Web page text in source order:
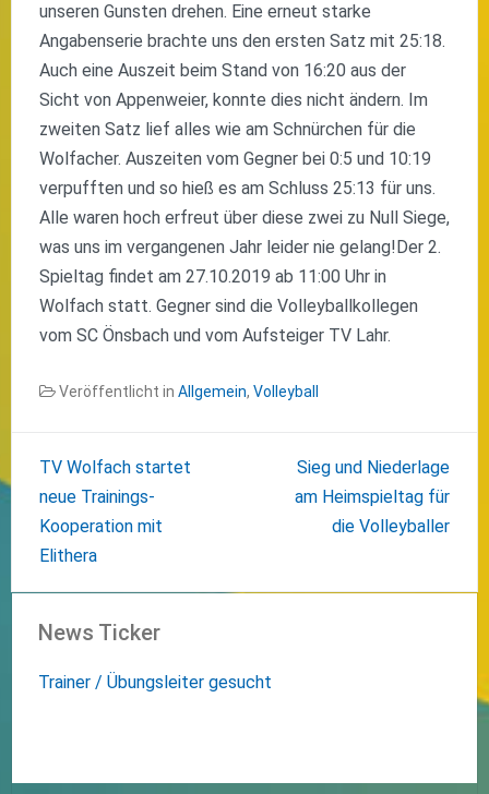
unseren Gunsten drehen. Eine erneut starke
Angabenserie brachte uns den ersten Satz mit 25:18.
Auch eine Auszeit beim Stand von 16:20 aus der
Sicht von Appenweier, konnte dies nicht ändern. Im
zweiten Satz lief alles wie am Schnürchen für die
Wolfacher. Auszeiten vom Gegner bei 0:5 und 10:19
verpufften und so hieß es am Schluss 25:13 für uns.
Alle waren hoch erfreut über diese zwei zu Null Siege,
was uns im vergangenen Jahr leider nie gelang!Der 2.
Spieltag findet am 27.10.2019 ab 11:00 Uhr in
Wolfach statt. Gegner sind die Volleyballkollegen
vom SC Önsbach und vom Aufsteiger TV Lahr.
Veröffentlicht in Allgemein, Volleyball
TV Wolfach startet
neue Trainings-
Kooperation mit
Elithera
Sieg und Niederlage
am Heimspieltag für
die Volleyballer
News Ticker
Trainer / Übungsleiter gesucht